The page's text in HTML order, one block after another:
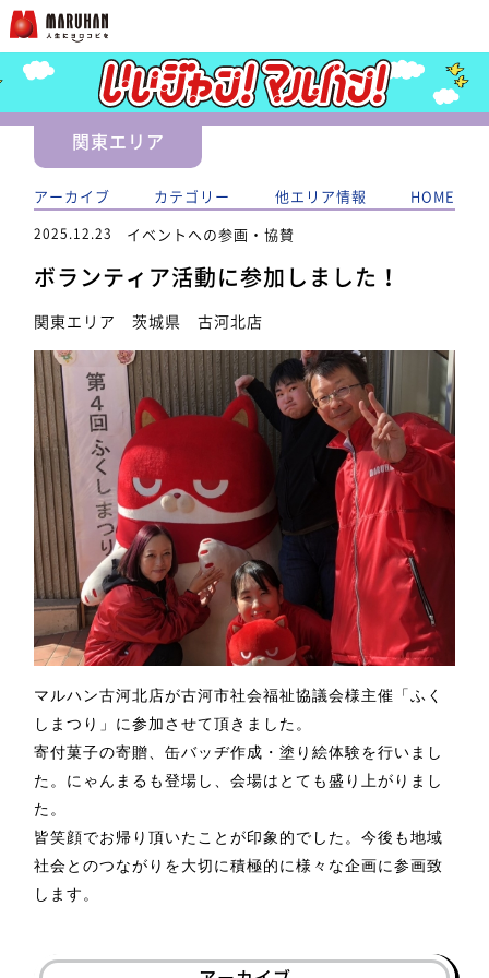
関東エリア
アーカイブ カテゴリー 他エリア情報 HOME
2025.12.23 イベントへの参画・協賛
ボランティア活動に参加しました！
関東エリア 茨城県 古河北店
マルハン古河北店が古河市社会福祉協議会様主催「ふく
しまつり」に参加させて頂きました。
寄付菓子の寄贈、缶バッヂ作成・塗り絵体験を行いまし
た。 にゃんまるも登場し、会場はとても盛り上がりまし
た。
皆笑顔でお帰り頂いたことが印象的でした。今後も地域
社会とのつながりを大切に積極的に様々な企画に参画致
します。